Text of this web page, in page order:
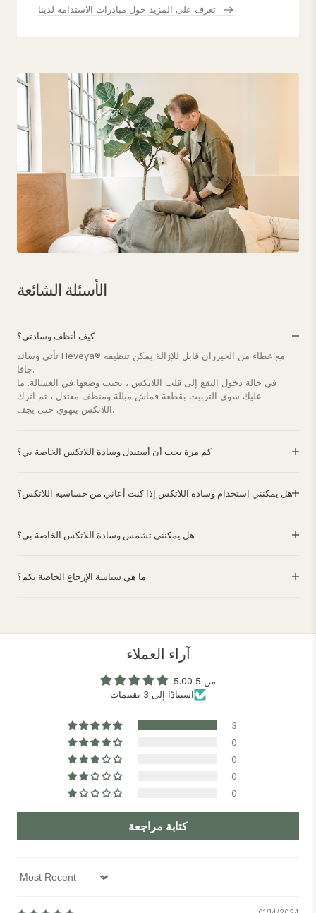
الأسئلة الشائعة
كيف أنظف وسادتي؟
تأتي وسائد Heveya® مع غطاء من الخيزران قابل للإزالة يمكن تنظيفه
جافا.
في حالة دخول البقع إلى قلب اللاتكس ، تجنب وضعها في الغسالة. ما
عليك سوى التربيت بقطعة قماش مبللة ومنظف معتدل ، ثم اترك
اللاتكس يتهوي حتى يجف.
كم مرة يجب أن أستبدل وسادة اللاتكس الخاصة بي؟
هل يمكنني استخدام وسادة اللاتكس إذا كنت أعاني من حساسية اللاتكس؟
هل يمكنني تشمس وسادة اللاتكس الخاصة بي؟
ما هي سياسة الإرجاع الخاصة بكم؟
آراء العملاء
5.00 من 5
استنادًا إلى 3 تقييمات
3
0
0
0
0
كتابة مراجعة
Sort by